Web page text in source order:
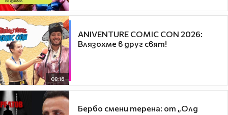
08:16
ANIVENTURE COMIC CON 2026:
Влязохме в друг свят!
Бербо смени терена: от „Олд